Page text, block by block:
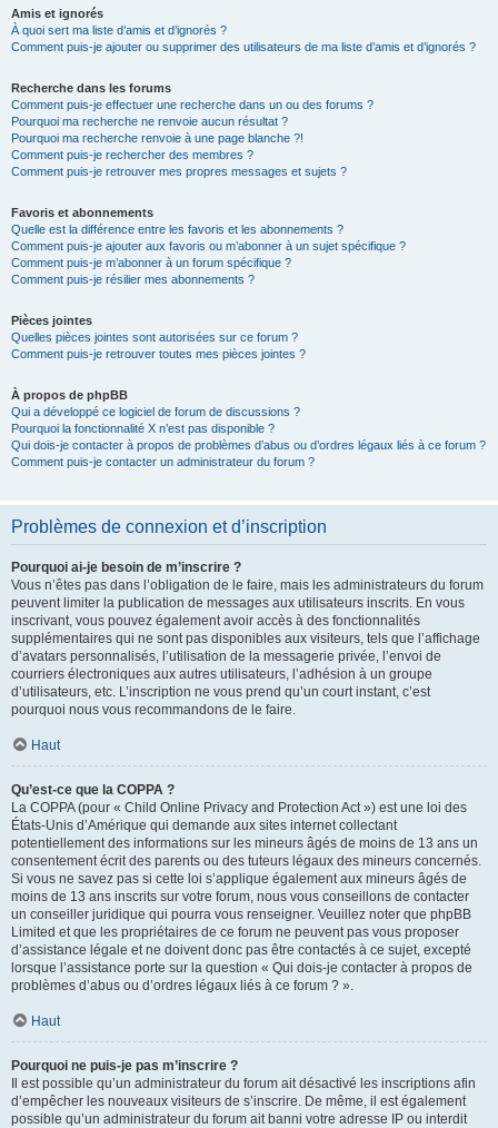
Amis et ignorés
À quoi sert ma liste d’amis et d’ignorés ?
Comment puis-je ajouter ou supprimer des utilisateurs de ma liste d’amis et d’ignorés ?
Recherche dans les forums
Comment puis-je effectuer une recherche dans un ou des forums ?
Pourquoi ma recherche ne renvoie aucun résultat ?
Pourquoi ma recherche renvoie à une page blanche ?!
Comment puis-je rechercher des membres ?
Comment puis-je retrouver mes propres messages et sujets ?
Favoris et abonnements
Quelle est la différence entre les favoris et les abonnements ?
Comment puis-je ajouter aux favoris ou m’abonner à un sujet spécifique ?
Comment puis-je m’abonner à un forum spécifique ?
Comment puis-je résilier mes abonnements ?
Pièces jointes
Quelles pièces jointes sont autorisées sur ce forum ?
Comment puis-je retrouver toutes mes pièces jointes ?
À propos de phpBB
Qui a développé ce logiciel de forum de discussions ?
Pourquoi la fonctionnalité X n’est pas disponible ?
Qui dois-je contacter à propos de problèmes d’abus ou d’ordres légaux liés à ce forum ?
Comment puis-je contacter un administrateur du forum ?
Problèmes de connexion et d’inscription
Pourquoi ai-je besoin de m’inscrire ?
Vous n’êtes pas dans l’obligation de le faire, mais les administrateurs du forum
peuvent limiter la publication de messages aux utilisateurs inscrits. En vous
inscrivant, vous pouvez également avoir accès à des fonctionnalités
supplémentaires qui ne sont pas disponibles aux visiteurs, tels que l’affichage
d’avatars personnalisés, l’utilisation de la messagerie privée, l’envoi de
courriers électroniques aux autres utilisateurs, l’adhésion à un groupe
d’utilisateurs, etc. L’inscription ne vous prend qu’un court instant, c’est
pourquoi nous vous recommandons de le faire.
Haut
Qu’est-ce que la COPPA ?
La COPPA (pour « Child Online Privacy and Protection Act ») est une loi des
États-Unis d’Amérique qui demande aux sites internet collectant
potentiellement des informations sur les mineurs âgés de moins de 13 ans un
consentement écrit des parents ou des tuteurs légaux des mineurs concernés.
Si vous ne savez pas si cette loi s’applique également aux mineurs âgés de
moins de 13 ans inscrits sur votre forum, nous vous conseillons de contacter
un conseiller juridique qui pourra vous renseigner. Veuillez noter que phpBB
Limited et que les propriétaires de ce forum ne peuvent pas vous proposer
d’assistance légale et ne doivent donc pas être contactés à ce sujet, excepté
lorsque l’assistance porte sur la question « Qui dois-je contacter à propos de
problèmes d’abus ou d’ordres légaux liés à ce forum ? ».
Haut
Pourquoi ne puis-je pas m’inscrire ?
Il est possible qu’un administrateur du forum ait désactivé les inscriptions afin
d’empêcher les nouveaux visiteurs de s’inscrire. De même, il est également
possible qu’un administrateur du forum ait banni votre adresse IP ou interdit